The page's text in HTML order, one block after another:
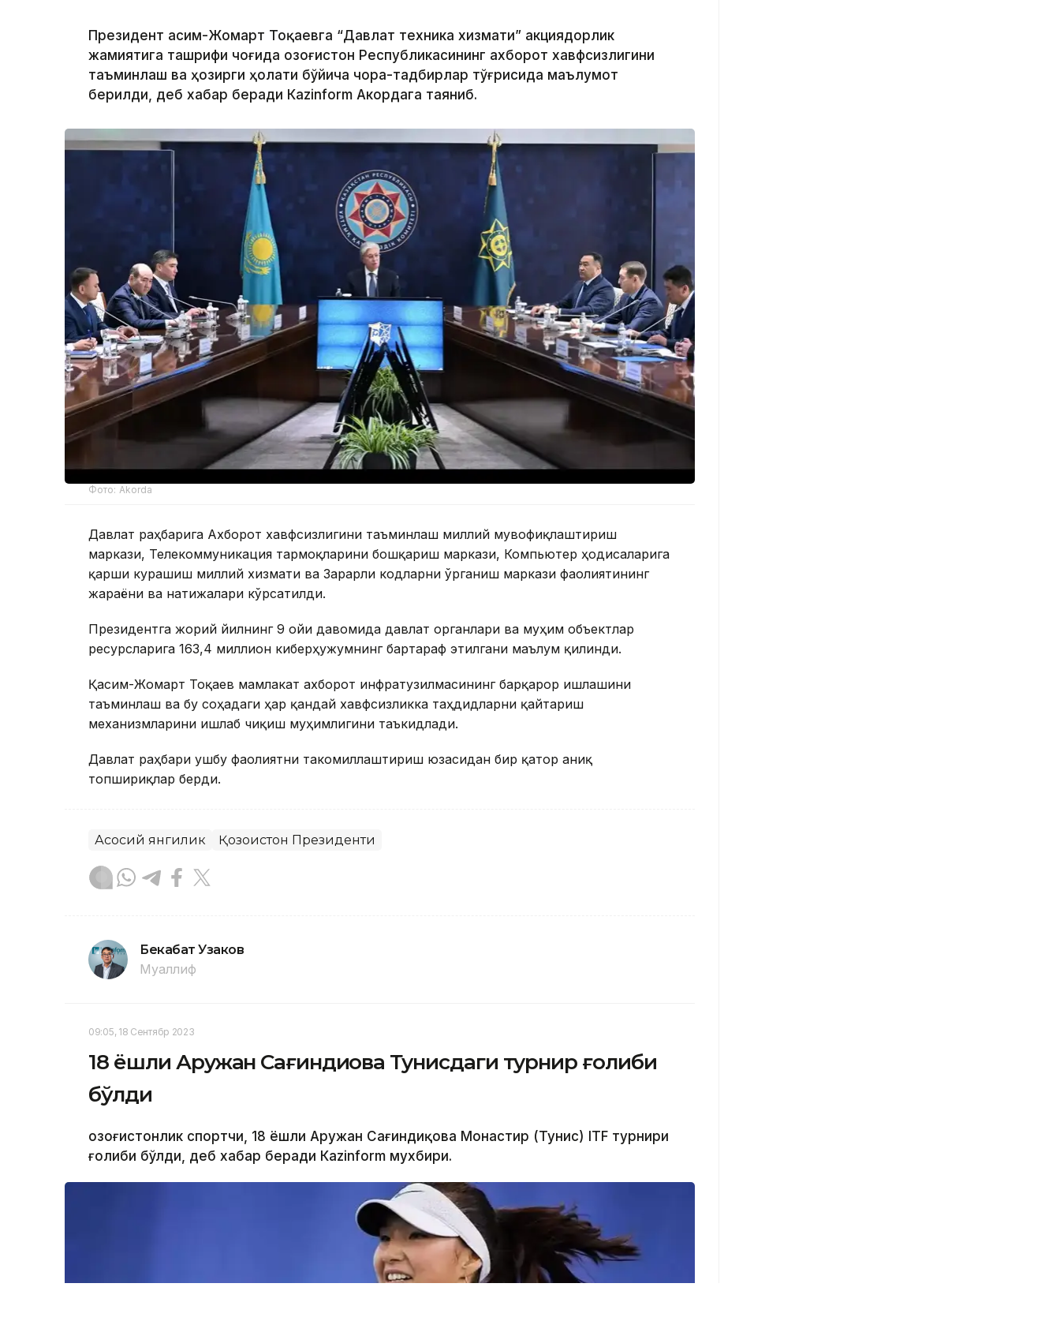
Президент Қасим-Жомарт Тоқаевга “Давлат техника хизмати” акциядорлик
жамиятига ташрифи чоғида Қозоғистон Республикасининг ахборот хавфсизлигини
таъминлаш ва ҳозирги ҳолати бўйича чора-тадбирлар тўғрисида маълумот
берилди, деб хабар беради Каzinform Акордага таяниб.
Фото: Akorda
Давлат раҳбарига Ахборот хавфсизлигини таъминлаш миллий мувофиқлаштириш
маркази, Телекоммуникация тармоқларини бошқариш маркази, Компьютер ҳодисаларига
қарши курашиш миллий хизмати ва Зарарли кодларни ўрганиш маркази фаолиятининг
жараёни ва натижалари кўрсатилди.
Президентга жорий йилнинг 9 ойи давомида давлат органлари ва муҳим объектлар
ресурсларига 163,4 миллион киберҳужумнинг бартараф этилгани маълум қилинди.
Қасим-Жомарт Тоқаев мамлакат ахборот инфратузилмасининг барқарор ишлашини
таъминлаш ва бу соҳадаги ҳар қандай хавфсизликка таҳдидларни қайтариш
механизмларини ишлаб чиқиш муҳимлигини таъкидлади.
Давлат раҳбари ушбу фаолиятни такомиллаштириш юзасидан бир қатор аниқ
топшириқлар берди.
Асосий янгилик Қозоғистон Президенти
Бекабат Узаков
Муаллиф
09:05, 18 Сентябр 2023
18 ёшли Аружан Сағиндиқова Тунисдаги турнир ғолиби
бўлди
Қозоғистонлик спортчи, 18 ёшли Аружан Сағиндиқова Монастир (Тунис) ITF турнири
ғолиби бўлди, деб хабар беради Каzinform мухбири.